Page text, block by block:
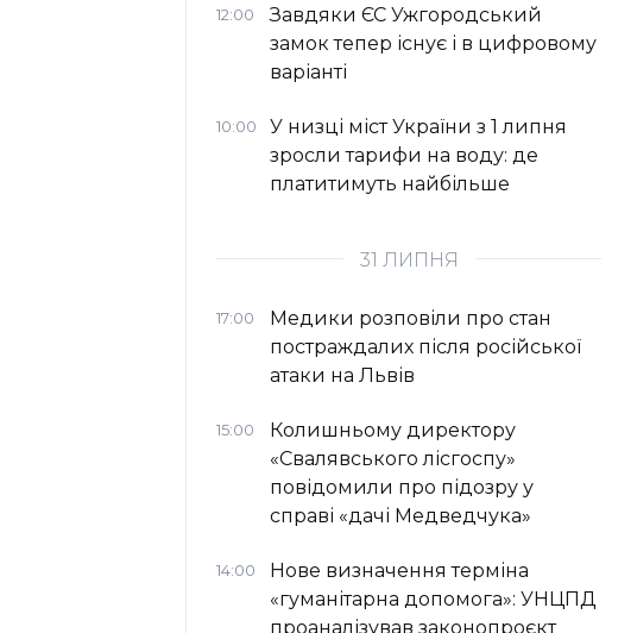
12:00
Завдяки ЄС Ужгородський
замок тепер існує і в цифровому
варіанті
10:00
У низці міст України з 1 липня
зросли тарифи на воду: де
платитимуть найбільше
31 ЛИПНЯ
17:00
Медики розповіли про стан
постраждалих після російської
атаки на Львів
15:00
Колишньому директору
«Свалявського лісгоспу»
повідомили про підозру у
справі «дачі Медведчука»
14:00
Нове визначення терміна
«гуманітарна допомога»: УНЦПД
проаналізував законопроєкт